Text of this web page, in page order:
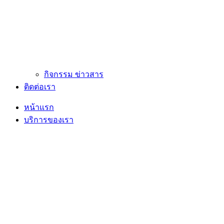
กิจกรรม ข่าวสาร
ติดต่อเรา
หน้าแรก
บริการของเรา